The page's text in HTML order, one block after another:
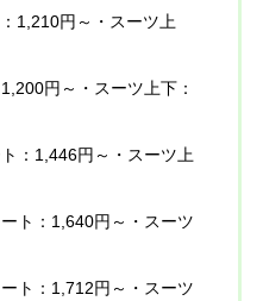
1,210円～・スーツ上
円～・スーツ上下：
：1,446円～・スーツ上
ート：1,640円～・スーツ
ート：1,712円～・スーツ